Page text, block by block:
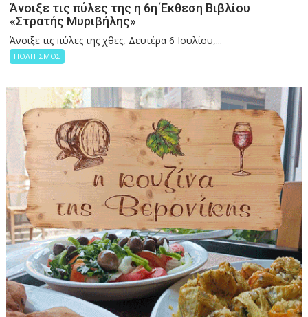
Άνοιξε τις πύλες της η 6η Έκθεση Βιβλίου
«Στρατής Μυριβήλης»
Άνοιξε τις πύλες της χθες, Δευτέρα 6 Ιουλίου,...
ΠΟΛΙΤΙΣΜΟΣ